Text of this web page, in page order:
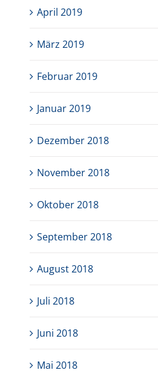
April 2019
März 2019
Februar 2019
Januar 2019
Dezember 2018
November 2018
Oktober 2018
September 2018
August 2018
Juli 2018
Juni 2018
Mai 2018